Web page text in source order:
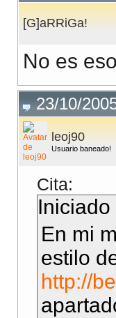
[G]aRRiGa!
No es
23/10/
leoj90
Usuario baneado!
Cita:
Iniciado
En mi
estilo
http://